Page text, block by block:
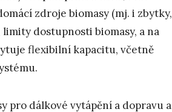
zdroje biomasy (mj. i zbytky,
dostupnosti biomasy, a na
flexibilní kapacitu, včetně
pro dálkové vytápění a dopravu a